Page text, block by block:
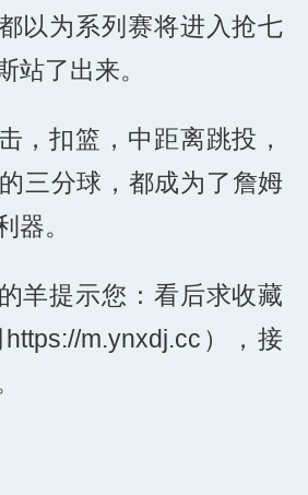
以为系列赛将进入抢七
站了出来。
，扣篮，中距离跳投，
三分球，都成为了詹姆
器。
羊提示您：看后求收藏
https://m.ynxdj.cc），接